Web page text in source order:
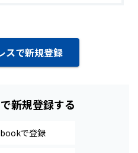
スで新規登録
新規登録する
で登録